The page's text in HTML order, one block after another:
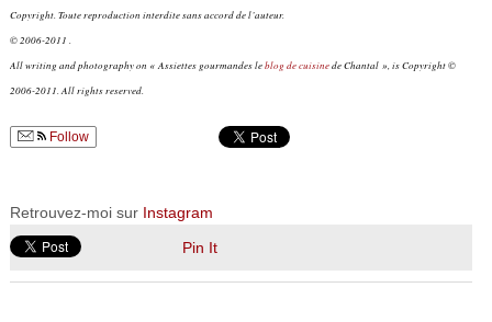
Copyright. Toute reproduction interdite sans accord de l’auteur.
© 2006-2011 .
All writing and photography on « Assiettes gourmandes leblog de cuisinede Chantal », is Copyright ©
2006-2011. All rights reserved.
Follow
Retrouvez-moi sur Instagram
Pin It